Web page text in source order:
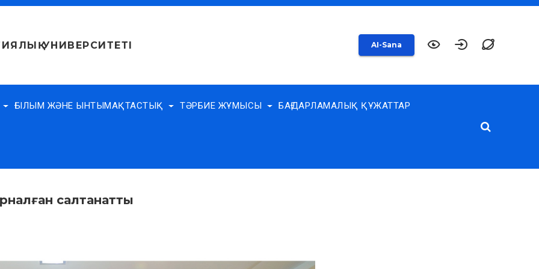
УНИВЕРСИТЕТІ
AI-Sana
ҒЫЛЫМ ЖӘНЕ ЫНТЫМАҚТАСТЫҚ ТӘРБИЕ ЖҰМЫСЫ БАҒДАРЛАМАЛЫҚ ҚҰЖАТТАР
салтанатты